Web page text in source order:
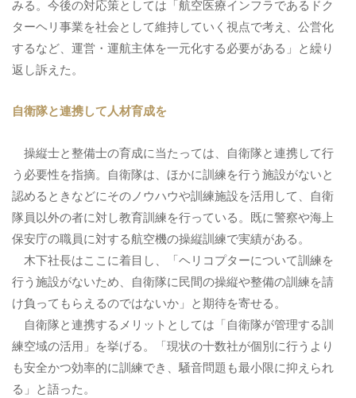
みる。 今後の対応策としては「航空医療インフラであるドク
ターヘリ事業を社会として維持していく視点で考え、公営化
するなど、運営・運航主体を一元化する必要がある」と繰り
返し訴えた。
自衛隊と連携して人材育成を
操縦士と整備士の育成に当たっては、自衛隊と連携して行
う必要性を指摘。
自衛隊は、ほかに訓練を行う施設がないと
認めるときなどにそのノウハウや訓練施設を活用して、自衛
隊員以外の者に対し教育訓練を行っている。 既に警察や海上
保安庁の職員に対する航空機の操縦訓練で実績がある。
木下社長はここに着目し、「ヘリコプターについて訓練を
行う施設がないため、自衛隊に民間の操縦や整備の訓練を請
け負ってもらえるのではないか」と期待を寄せる。
自衛隊と連携するメリットとしては「自衛隊が管理する訓
練空域の活用」を挙げる。
「現状の十数社が個別に行うより
も安全かつ効率的に訓練でき、騒音問題も最小限に抑えられ
る」と語った。